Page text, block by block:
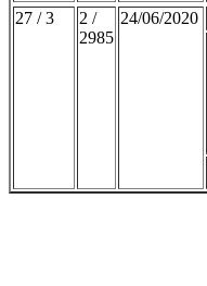
27 / 3
2 /
2985
24/06/2020